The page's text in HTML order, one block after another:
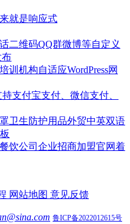
就是响应式
二维码QQ群微博等自定义
布
训机构自适应WordPress网
支付宝支付、微信支付、
卫生防护用品外贸中英双语
饮公司企业招商加盟官网着
网站地图 意见反馈
鲁ICP备2022012615号